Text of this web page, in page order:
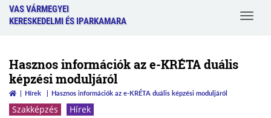
VAS VÁRMEGYEI
KERESKEDELMI ÉS IPARKAMARA
Toggle
Hasznos információk az e-KRÉTA duális
képzési moduljáról
Hírek Hasznos információk az e-KRÉTA duális képzési moduljáról
Szakképzés
Hírek